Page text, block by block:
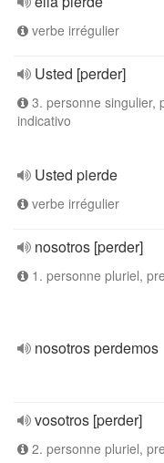
verbe irrégulier
Usted [perder]
3. personne singulier,
indicativo
Usted pierde
verbe irrégulier
nosotros [perder]
1. personne pluriel,
nosotros perdemos
vosotros [perder]
2. personne pluriel,